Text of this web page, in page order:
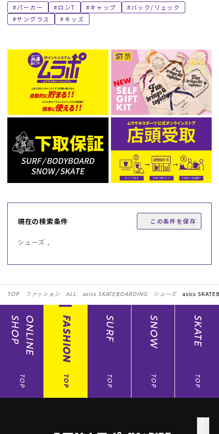
パーカー ロンT キャップ
バック/リュック
サングラス
キッズ
現在の検索条件 この条件を保存
シューズ ,
TOP ファッション ALL asics SKATEBOARDING シューズ asics
ONLINE
SHOP
TOP
FASHION
TOP
SURF
TOP
SNOW
TOP
SKATE
TOP